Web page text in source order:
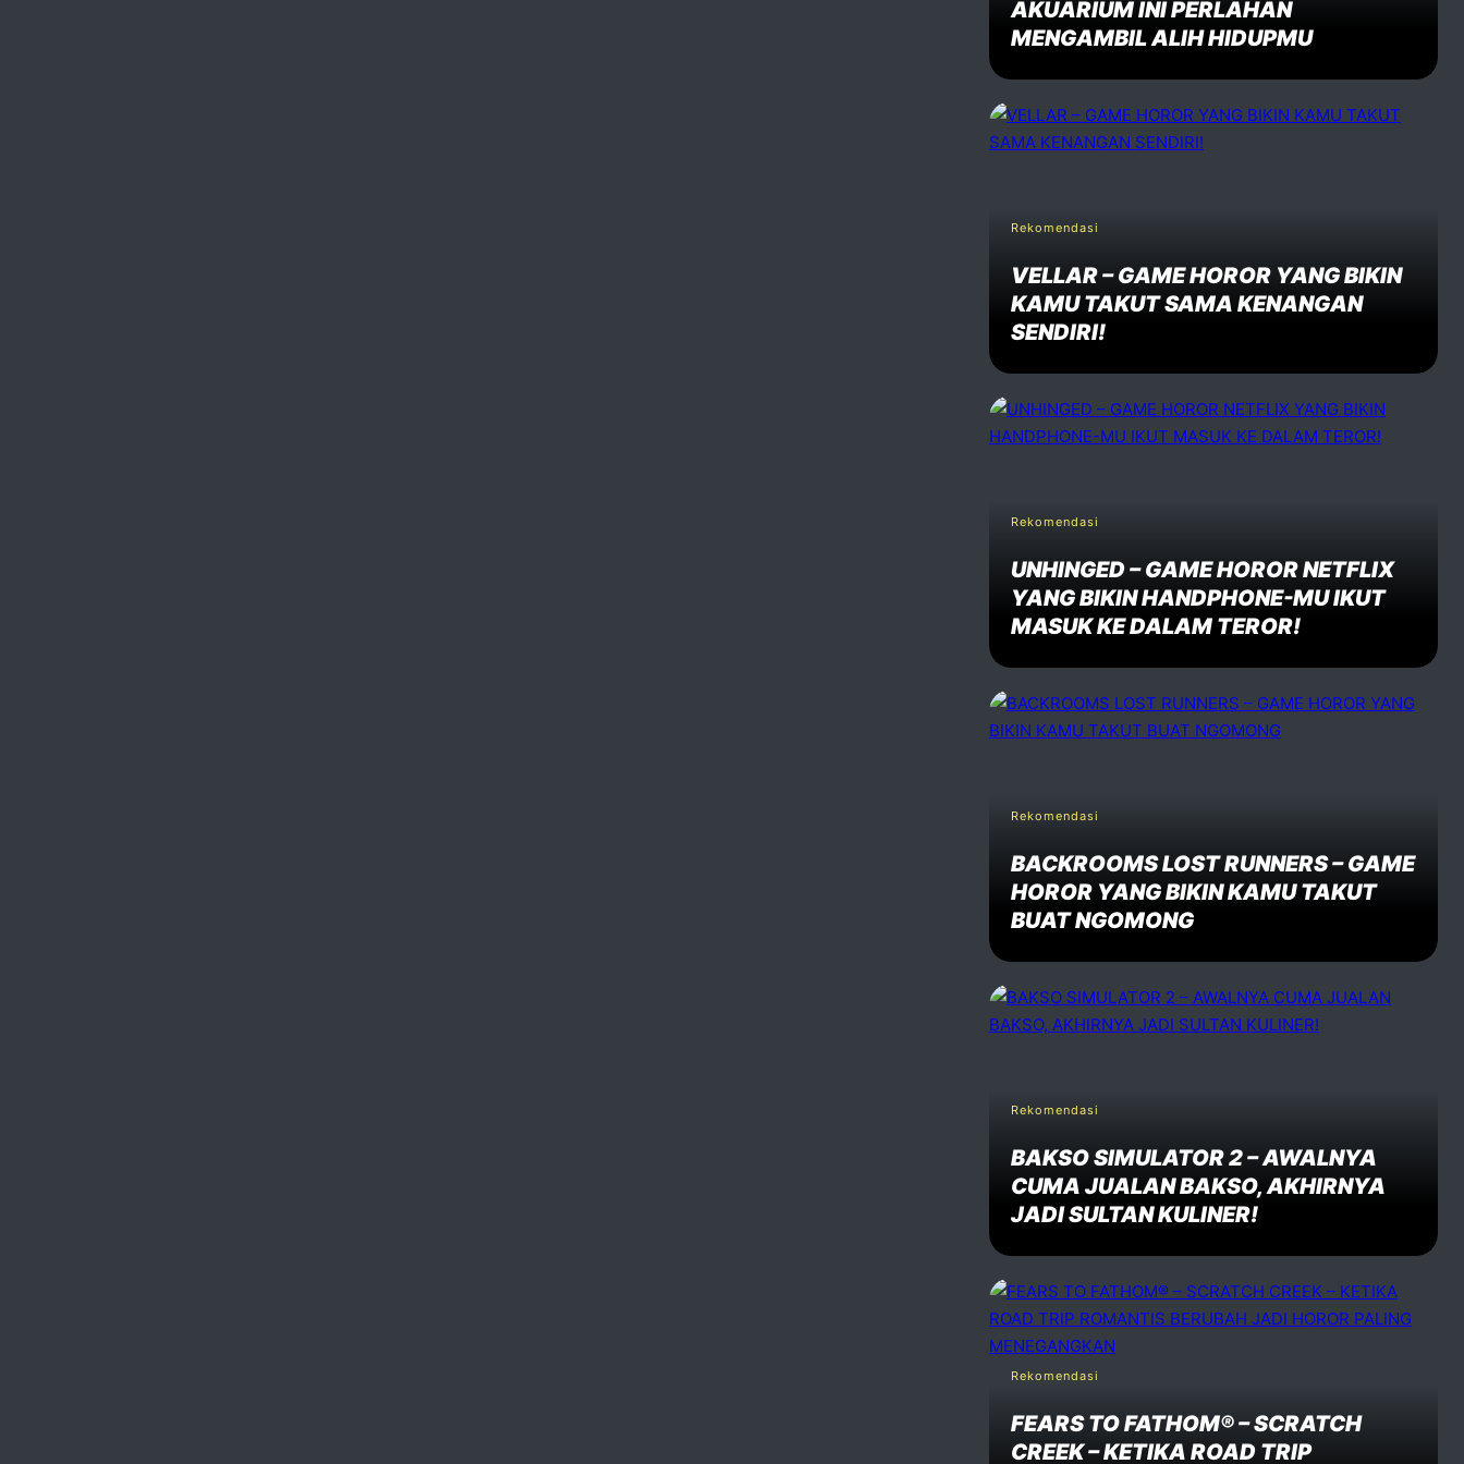
AKUARIUM INI PERLAHAN
MENGAMBIL ALIH HIDUPMU
Rekomendasi
VELLAR – GAME HOROR YANG BIKIN
KAMU TAKUT SAMA KENANGAN
SENDIRI!
Rekomendasi
UNHINGED – GAME HOROR NETFLIX
YANG BIKIN HANDPHONE-MU IKUT
MASUK KE DALAM TEROR!
Rekomendasi
BACKROOMS LOST RUNNERS – GAME
HOROR YANG BIKIN KAMU TAKUT
BUAT NGOMONG
Rekomendasi
BAKSO SIMULATOR 2 – AWALNYA
CUMA JUALAN BAKSO, AKHIRNYA
JADI SULTAN KULINER!
Rekomendasi
FEARS TO FATHOM® – SCRATCH
CREEK – KETIKA ROAD TRIP